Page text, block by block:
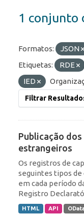
1 conjunto
Formatos: JSON
Etiquetas:
RDE
IED
Filtrar
Publicação
estrangeiros
Os registros de
seguintes tipos de
em cada período
Registro
HTML API